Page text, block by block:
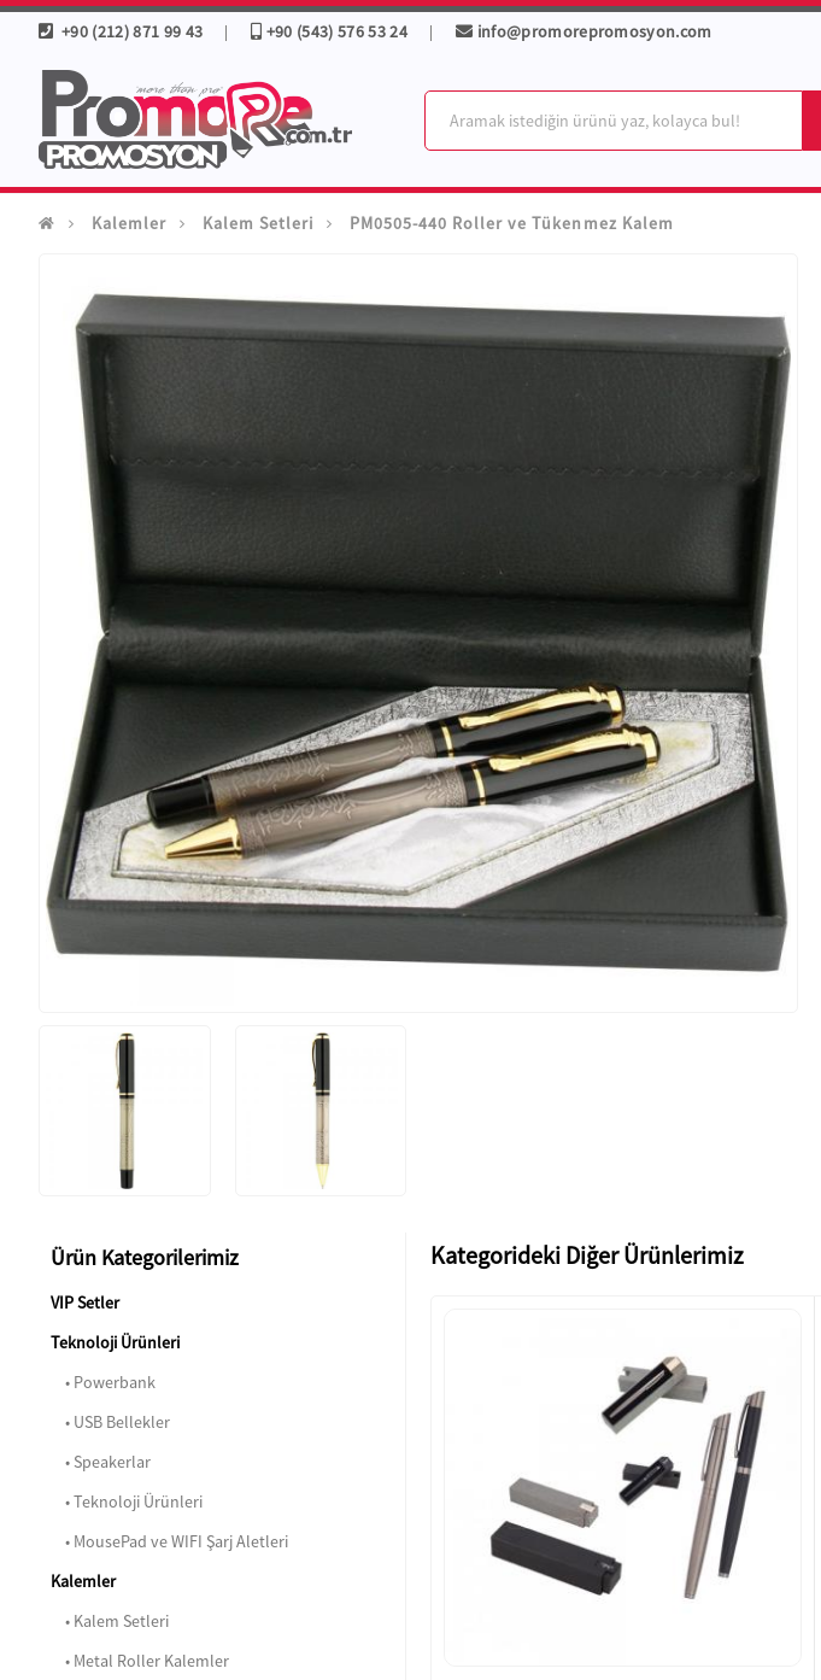
+90 (212) 871 99 43 | +90 (543) 576 53 24 | info@promorepromosyon.com
Kalemler Kalem Setleri PM0505-440 Roller ve Tükenmez Kalem
Ürün Kategorilerimiz
VIP Setler
Teknoloji Ürünleri
• Powerbank
• USB Bellekler
• Speakerlar
• Teknoloji Ürünleri
• MousePad ve WIFI Şarj Aletleri
Kalemler
• Kalem Setleri
• Metal Roller Kalemler
Kategorideki Diğer Ürünlerimiz